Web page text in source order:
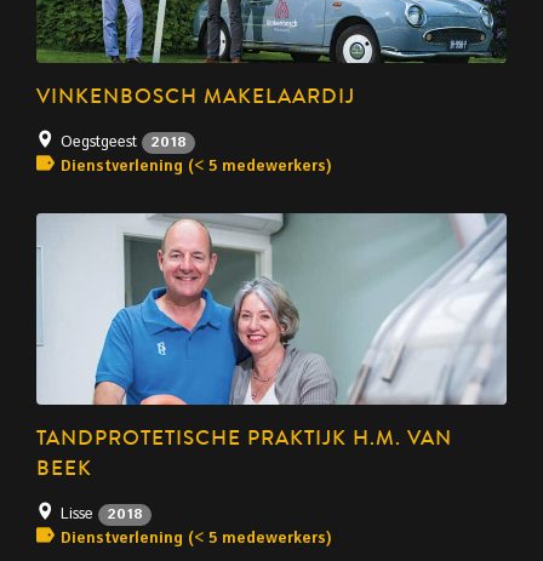
VINKENBOSCH MAKELAARDIJ
Oegstgeest 2018
Dienstverlening (< 5 medewerkers)
TANDPROTETISCHE PRAKTIJK H.M. VAN
BEEK
Lisse 2018
Dienstverlening (< 5 medewerkers)